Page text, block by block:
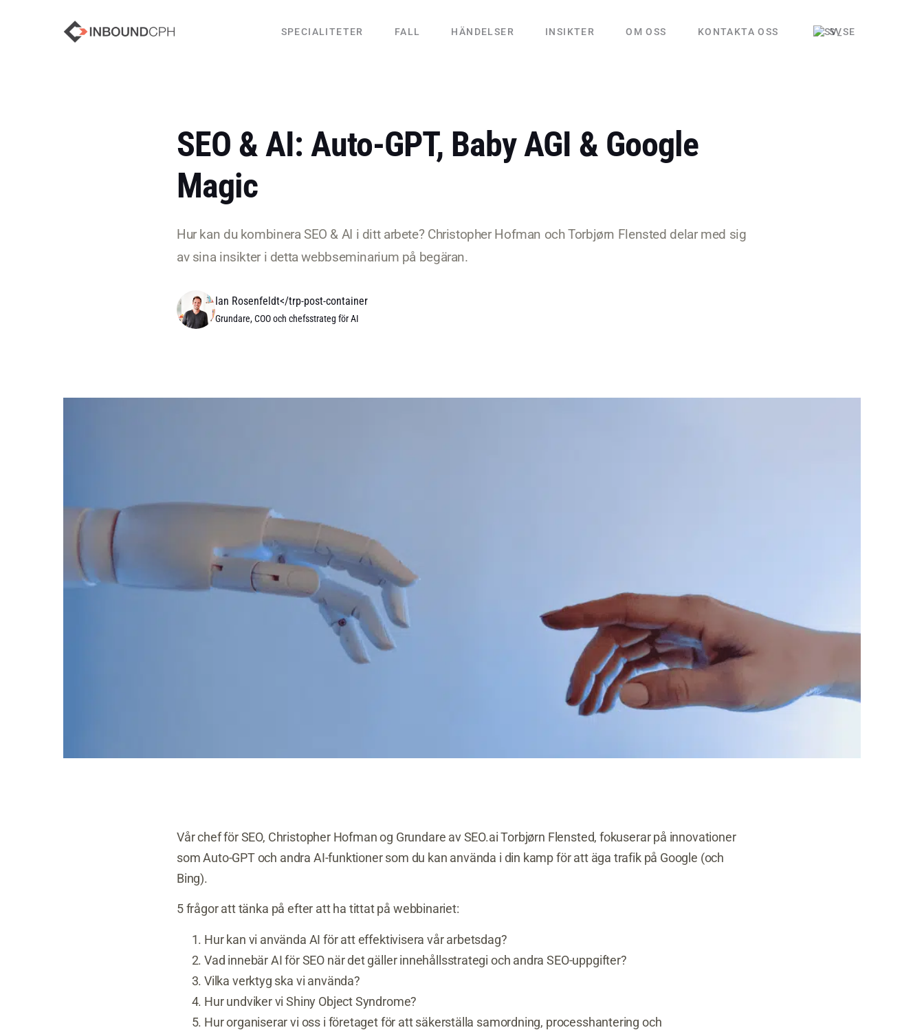
SPECIALITETER FALL HÄNDELSER INSIKTER OM OSS KONTAKTA OSS SV
SEO & AI: Auto-GPT, Baby AGI & Google
Magic
Hur kan du kombinera SEO & AI i ditt arbete? Christopher Hofman och Torbjørn Flensted delar med sig
av sina insikter i detta webbseminarium på begäran.
Ian Rosenfeldt</trp-post-container
Grundare, COO och chefsstrateg för AI
Vår chef för SEO, Christopher Hofman og Grundare av SEO.ai Torbjørn Flensted, fokuserar på innovationer
som Auto-GPT och andra AI-funktioner som du kan använda i din kamp för att äga trafik på Google (och
Bing).
5 frågor att tänka på efter att ha tittat på webbinariet:
Hur kan vi använda AI för att effektivisera vår arbetsdag?
Vad innebär AI för SEO när det gäller innehållsstrategi och andra SEO-uppgifter?
Vilka verktyg ska vi använda?
Hur undviker vi Shiny Object Syndrome?
Hur organiserar vi oss i företaget för att säkerställa samordning, processhantering och